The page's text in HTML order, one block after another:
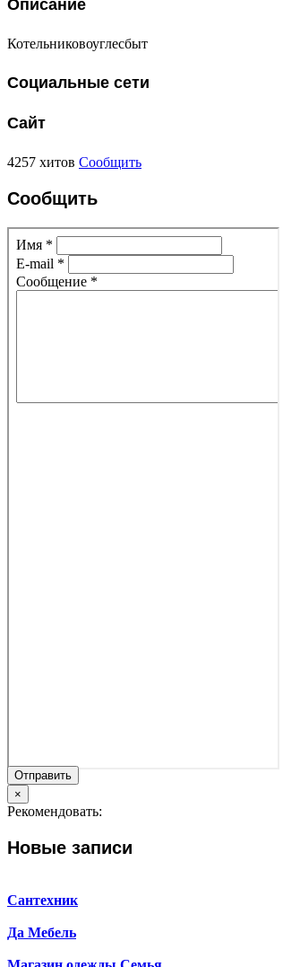
Описание
Котельниковоуглесбыт
Социальные сети
Сайт
4257 хитов Сообщить
Сообщить
Отправить
×
Рекомендовать:
Новые записи
Сантехник
Да Мебель